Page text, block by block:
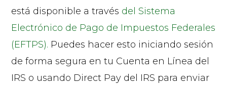
está disponible a través del Sistema
Electrónico de Pago de Impuestos Federales
(EFTPS). Puedes hacer esto iniciando sesión
de forma segura en tu Cuenta en Línea del
IRS o usando Direct Pay del IRS para enviar